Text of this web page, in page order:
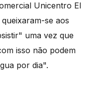
Unicentro El
se aos
uma vez que
isso não podem
por dia".